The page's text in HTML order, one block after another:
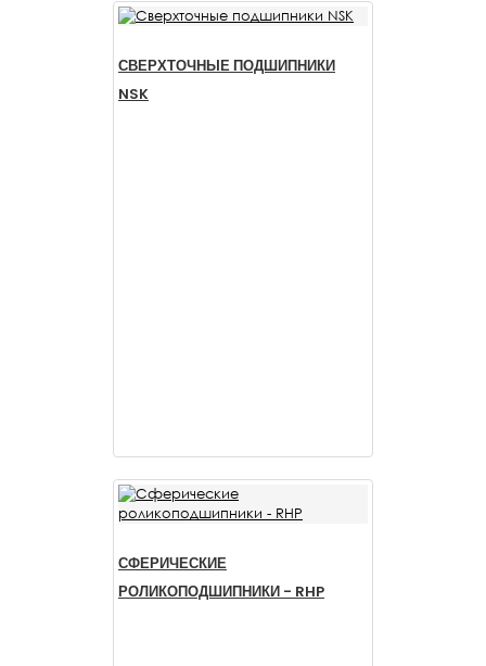
СВЕРХТОЧНЫЕ ПОДШИПНИКИ
NSK
СФЕРИЧЕСКИЕ
РОЛИКОПОДШИПНИКИ - RHP